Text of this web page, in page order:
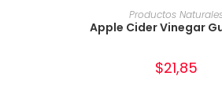
AÑADIR AL
Productos
Apple Cider Vinegar
$21,85